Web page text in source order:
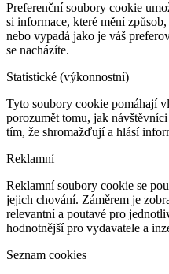
Preferenční soubory cookie
si informace, které mění
nebo vypadá jako je váš
se nacházíte.
Statistické (výkonnostní)
Tyto soubory cookie pomáhají
porozumět tomu, jak
tím, že shromažďují a hlásí
Reklamní
Reklamní soubory cookie se
jejich chování. Záměrem je
relevantní a poutavé pro
hodnotnější pro vydavatele a
Seznam cookies